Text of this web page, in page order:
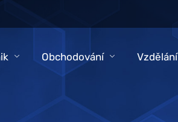
Obchodování Vzdělání